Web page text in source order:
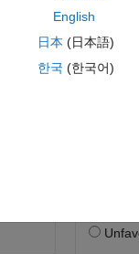
English
日本 (日本語)
한국 (한국어)